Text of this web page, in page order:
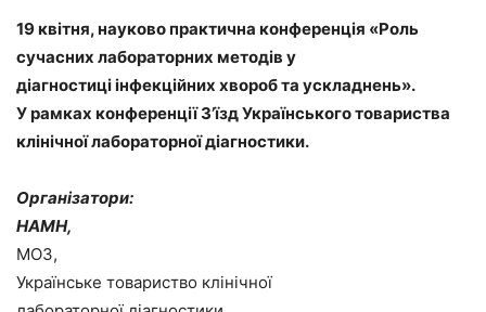
19 квітня, науково практична конференція «Роль
сучасних лабораторних методів у
діагностиці інфекційних хвороб та ускладнень».
У рамках конференції З’їзд Українського товариства
клінічної лабораторної діагностики.
Організатори:
НАМН,
МОЗ,
Українське товариство клінічної